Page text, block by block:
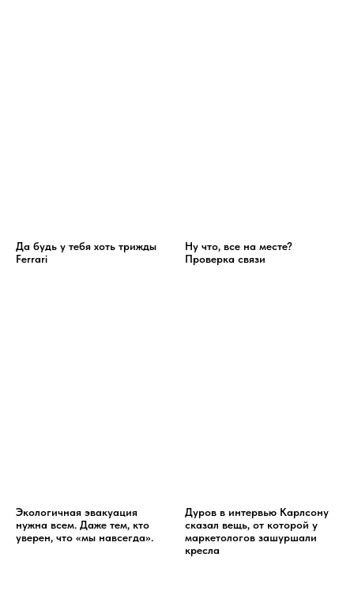
Да будь у тебя хоть трижды
Ferrari
Ну что, все на месте?
Проверка связи
Экологичная эвакуация
нужна всем. Даже тем, кто
уверен, что «мы навсегда».
Дуров в интервью Карлсону
сказал вещь, от которой у
маркетологов зашуршали
кресла